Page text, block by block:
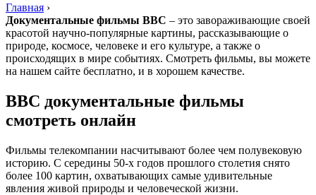
Главная ›
Документальные фильмы BBC – это завораживающие своей
красотой научно-популярные картины, рассказывающие о
природе, космосе, человеке и его культуре, а также о
происходящих в мире событиях. Смотреть фильмы, вы можете
на нашем сайте бесплатно, и в хорошем качестве.
BBC документальные фильмы
смотреть онлайн
Фильмы телекомпании насчитывают более чем полувековую
историю. С середины 50-х годов прошлого столетия снято
более 100 картин, охватывающих самые удивительные
явления живой природы и человеческой жизни.